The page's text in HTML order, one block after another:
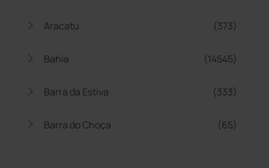
Aracatu (373)
Bahia (14545)
Barra da Estiva (333)
Barra do Choça (65)